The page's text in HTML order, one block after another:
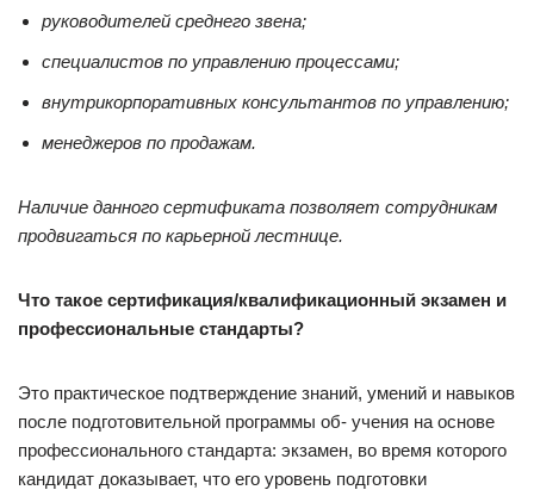
руководителей среднего звена;
специалистов по управлению процессами;
внутрикорпоративных консультантов по управлению;
менеджеров по продажам.
Наличие данного сертификата позволяет сотрудникам
продвигаться по карьерной лестнице.
Что такое сертификация/квалификационный экзамен и
профессиональные стандарты?
Это практическое подтверждение знаний, умений и навыков
после подготовительной программы об- учения на основе
профессионального стандарта: экзамен, во время которого
кандидат доказывает, что его уровень подготовки